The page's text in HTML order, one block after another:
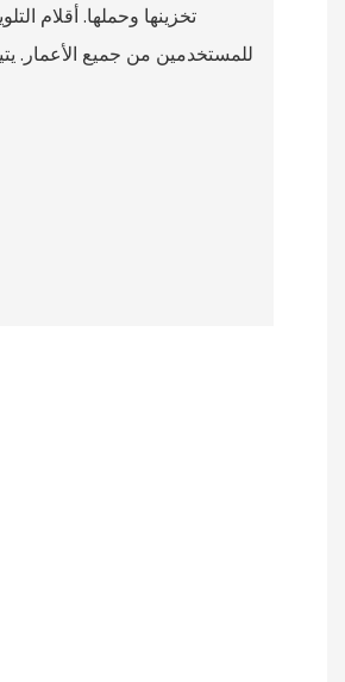
تخزينها وحملها. أقلام
للمستخدمين من جميع الأعمار.